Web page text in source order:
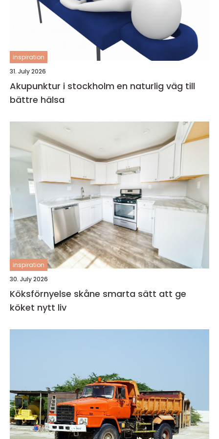
inspiration
31. July 2026
Akupunktur i stockholm en naturlig väg till
bättre hälsa
inspiration
30. July 2026
Köksförnyelse skåne smarta sätt att ge
köket nytt liv